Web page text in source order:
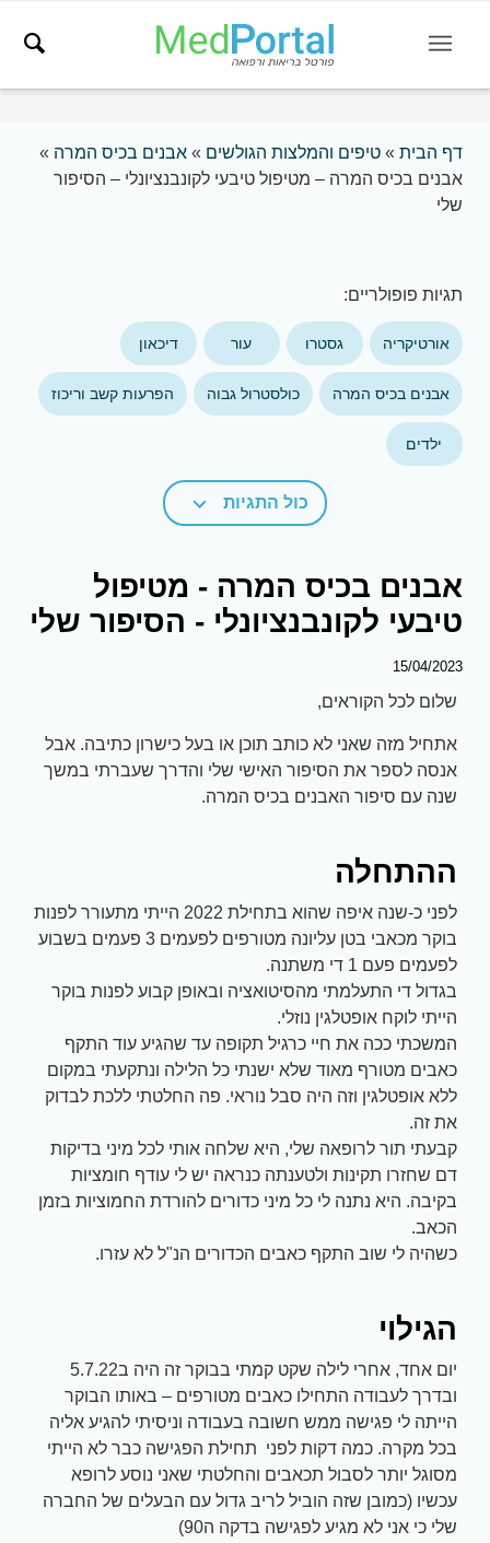
דף הבית» טיפים והמלצות הגולשים » אבנים בכיס המרה »
אבנים בכיס המרה – מטיפול טיבעי לקונבנציונלי – הסיפור
שלי
תגיות פופולריים:
אורטיקריה גסטרו עור דיכאון
אבנים בכיס המרה כולסטרול גבוה הפרעות קשב וריכוז
ילדים
כול התגיות
אבנים בכיס המרה - מטיפול
טיבעי לקונבנציונלי - הסיפור שלי
15/04/2023
שלום לכל הקוראים,
אתחיל מזה שאני לא כותב תוכן או בעל כישרון כתיבה. אבל
אנסה לספר את הסיפור האישי שלי והדרך שעברתי במשך
שנה עם סיפור האבנים בכיס המרה.
ההתחלה
לפני כ-שנה איפה שהוא בתחילת 2022 הייתי מתעורר לפנות
בוקר מכאבי בטן עליונה מטורפים לפעמים 3 פעמים בשבוע
לפעמים פעם 1 די משתנה.
בגדול די התעלמתי מהסיטואציה ובאופן קבוע לפנות בוקר
הייתי לוקח אופטלגין נוזלי.
המשכתי ככה את חיי כרגיל תקופה עד שהגיע עוד התקף
כאבים מטורף מאוד שלא ישנתי כל הלילה ונתקעתי במקום
ללא אופטלגין וזה היה סבל נוראי. פה החלטתי ללכת לבדוק
את זה.
קבעתי תור לרופאה שלי, היא שלחה אותי לכל מיני בדיקות
דם שחזרו תקינות ולטענתה כנראה יש לי עודף חומציות
בקיבה. היא נתנה לי כל מיני כדורים להורדת החמוציות בזמן
הכאב.
כשהיה לי שוב התקף כאבים הכדורים הנ"ל לא עזרו.
הגילוי
יום אחד, אחרי לילה שקט קמתי בבוקר זה היה ב5.7.22
ובדרך לעבודה התחילו כאבים מטורפים – באותו הבוקר
הייתה לי פגישה ממש חשובה בעבודה וניסיתי להגיע אליה
בכל מקרה. כמה דקות לפני תחילת הפגישה כבר לא הייתי
מסוגל יותר לסבול תכאבים והחלטתי שאני נוסע לרופא
עכשיו (כמובן שזה הוביל לריב גדול עם הבעלים של החברה
שלי כי אני לא מגיע לפגישה בדקה ה90)